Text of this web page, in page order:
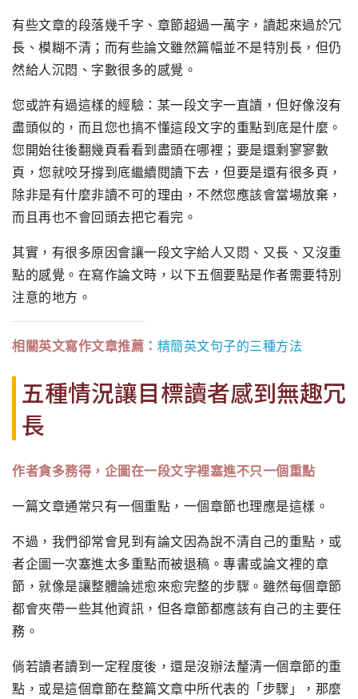
有些文章的段落幾千字、章節超過一萬字，讀起來過於冗
長、模糊不清；而有些論文雖然篇幅並不是特別長，但仍
然給人沉悶、字數很多的感覺。
您或許有過這樣的經驗：某一段文字一直讀，但好像沒有
盡頭似的，而且您也搞不懂這段文字的重點到底是什麼。
您開始往後翻幾頁看看到盡頭在哪裡；要是還剩寥寥數
頁，您就咬牙撐到底繼續閱讀下去，但要是還有很多頁，
除非是有什麼非讀不可的理由，不然您應該會當場放棄，
而且再也不會回頭去把它看完。
其實，有很多原因會讓一段文字給人又悶、又長、又沒重
點的感覺。在寫作論文時，以下五個要點是作者需要特別
注意的地方。
相關英文寫作文章推薦： 精簡英文句子的三種方法
五種情況讓目標讀者感到無趣冗
長
作者貪多務得，企圖在一段文字裡塞進不只一個重點
一篇文章通常只有一個重點，一個章節也理應是這樣。
不過，我們卻常會見到有論文因為說不清自己的重點，或
者企圖一次塞進太多重點而被退稿。專書或論文裡的章
節，就像是讓整體論述愈來愈完整的步驟。雖然每個章節
都會夾帶一些其他資訊，但各章節都應該有自己的主要任
務。
倘若讀者讀到一定程度後，還是沒辦法釐清一個章節的重
點，或是這個章節在整篇文章中所代表的「步驟」，那麼